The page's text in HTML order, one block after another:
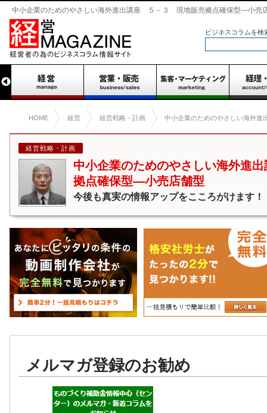
中小企業のためのやさしい海外進出講座 ５－３ 現地販売拠点確保型―小売
ビジネスコラムを検
HOME 経営 経営戦略・計画 中小企業のためのやさしい海外
経営戦略・計画
中小企業のためのやさしい海外
拠点確保型―小売店舗型
今後も真実の情報アップをこころがけます！
メルマガ登録のお勧め